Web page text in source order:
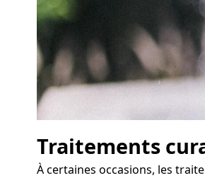
Traitements
À certaines occasions, les